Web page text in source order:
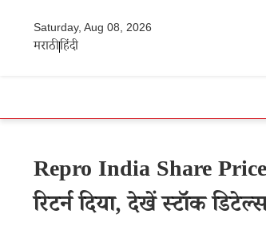
Saturday, Aug 08, 2026
मराठीहिंदी
Repro India Share
रिटर्न दिया, देखें स्टॉक